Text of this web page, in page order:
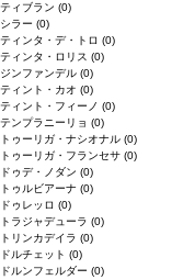
ティブラン (0)
シラー (0)
ティンタ・デ・トロ (0)
ティンタ・ロリス (0)
ジンファンデル (0)
ティント・カオ (0)
ティント・フィーノ (0)
テンプラニーリョ (0)
トゥーリガ・ナシオナル (0)
トゥーリガ・フランセサ (0)
ドゥデ・ノダン (0)
トゥルビアーナ (0)
ドゥレッロ (0)
トラジャデューラ (0)
トリンカデイラ (0)
ドルチェット (0)
ドルンフェルダー (0)